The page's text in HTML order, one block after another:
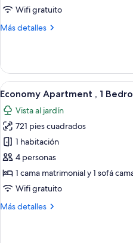
bedroom,
(3
People)
Wifi gratuito
Más detalles
Más
Economy
1
bedroom,
garden
side
(3
People)
Abrir
todas
las
fotos
de
Economy
Apartment
Bedroom,
6
Economy Apartment , 1
Vista al jardín
721 pies cuadrados
1 habitación
4 personas
1 cama matrimonial y 1 sofá
Wifi gratuito
Más detalles
Más